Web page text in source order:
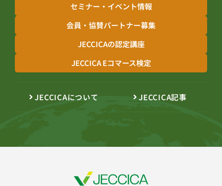
セミナー・イベント情報
会員・協賛パートナー募集
JECCICAの認定講座
JECCICA Eコマース検定
JECCICAについて JECCICA記事